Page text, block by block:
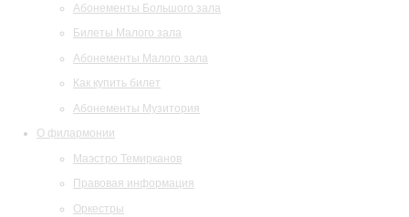
Абонементы Большого зала
Билеты Малого зала
Абонементы Малого зала
Как купить билет
Абонементы Музитория
О филармонии
Маэстро Темирканов
Правовая информация
Оркестры